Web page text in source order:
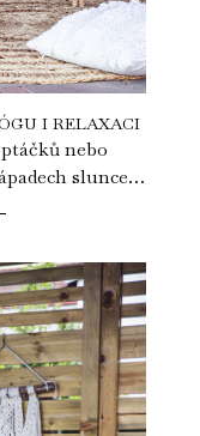
I RELAXACI
nebo
slunce